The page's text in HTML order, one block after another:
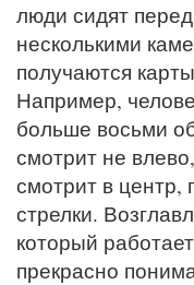
люди сидят
несколькими
получаются
Например,
больше восьми
смотрит не
смотрит в центр,
стрелки.
который
прекрасно